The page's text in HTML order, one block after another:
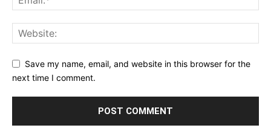
Save my name, email, and website in this browser for the
next time I comment.